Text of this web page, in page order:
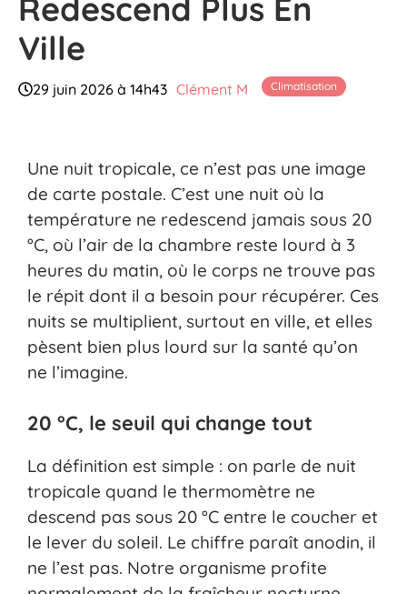
Redescend Plus En
Ville
29 juin 2026 à 14h43 Clément M Climatisation
Une nuit tropicale, ce n’est pas une image
de carte postale. C’est une nuit où la
température ne redescend jamais sous 20
°C, où l’air de la chambre reste lourd à 3
heures du matin, où le corps ne trouve pas
le répit dont il a besoin pour récupérer. Ces
nuits se multiplient, surtout en ville, et elles
pèsent bien plus lourd sur la santé qu’on
ne l’imagine.
20 °C, le seuil qui change tout
La définition est simple : on parle de nuit
tropicale quand le thermomètre ne
descend pas sous 20 °C entre le coucher et
le lever du soleil. Le chiffre paraît anodin, il
ne l’est pas. Notre organisme profite